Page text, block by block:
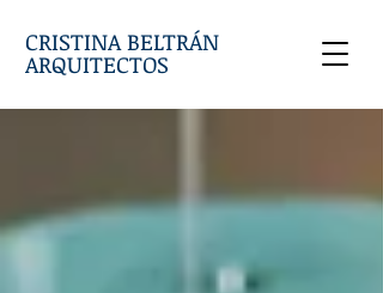
CRISTINA BELTRÁN
ARQUITECTOS